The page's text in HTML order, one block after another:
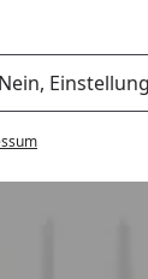
Nein,
Sorglos-
Hundepflege &